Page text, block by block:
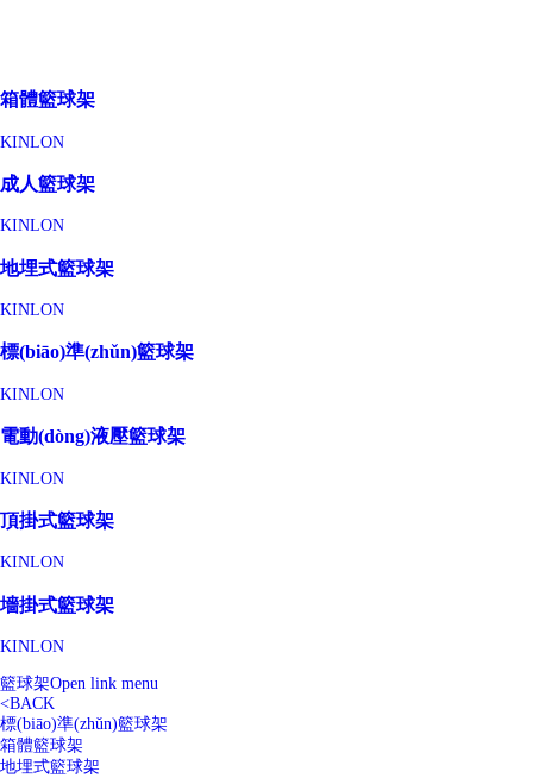
箱體籃球架
KINLON
成人籃球架
KINLON
地埋式籃球架
KINLON
標(biāo)準(zhǔn)籃球架
KINLON
電動(dòng)液壓籃球架
KINLON
頂掛式籃球架
KINLON
墻掛式籃球架
KINLON
籃球架Open link menu
<BACK
標(biāo)準(zhǔn)籃球架
箱體籃球架
地埋式籃球架